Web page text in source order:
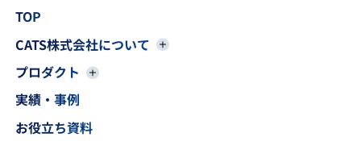
TOP
CATS株式会社について
プロダクト
実績・事例
お役立ち資料